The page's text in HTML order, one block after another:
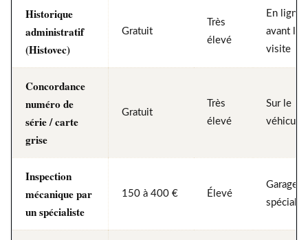
Historique
administratif
(Histovec)
Gratuit
Très
élevé
En ligne
avant la
visite
Concordance
numéro de
série / carte
grise
Gratuit
Très
élevé
Sur le
véhicule
Inspection
mécanique par
un spécialiste
150 à 400 € Élevé
Garage